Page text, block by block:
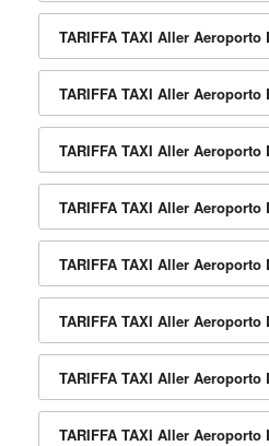
TARIFFA TAXI Aller Aeroporto
TARIFFA TAXI Aller Aeroporto
TARIFFA TAXI Aller
TARIFFA TAXI Aller Aeroporto
TARIFFA TAXI Aller Aeroporto
TARIFFA TAXI Aller Aeroporto
TARIFFA TAXI Aller Aeroporto
TARIFFA TAXI Aller Aeroporto